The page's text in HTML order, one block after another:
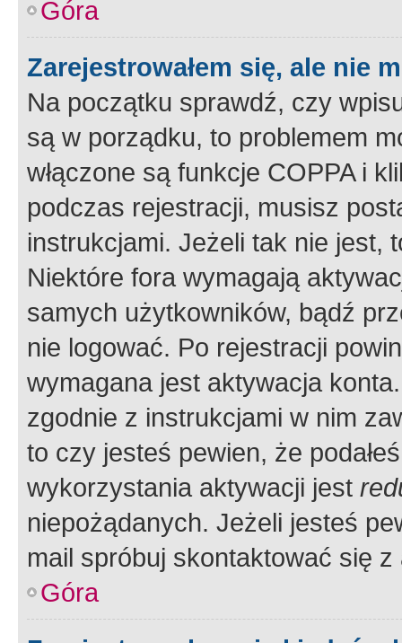
Góra
Zarejestrowałem się, ale nie
Na początku sprawdź, czy
są w porządku, to problemem
włączone są funkcje COPPA i
podczas rejestracji, musisz
instrukcjami. Jeżeli tak nie jest,
Niektóre fora wymagają
samych użytkowników, bądź
nie logować. Po rejestracji
wymagana jest aktywacja
zgodnie z instrukcjami w nim
to czy jesteś pewien, że
wykorzystania aktywacji jest
niepożądanych. Jeżeli jesteś
mail spróbuj skontaktować się
Góra